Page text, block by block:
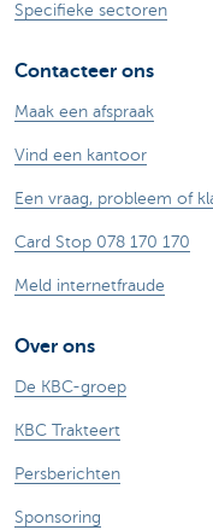
Specifieke sectoren
Contacteer ons
Maak een afspraak
Vind een kantoor
Een vraag, probleem of
Card Stop 078 170 170
Meld internetfraude
Over ons
De KBC-groep
KBC Trakteert
Persberichten
Sponsoring